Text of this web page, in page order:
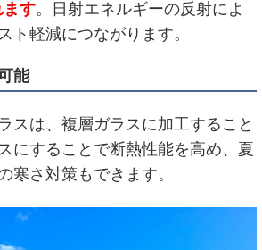
す。日射エネルギーの反射によ
ト軽減につながります。
能
スは、複層ガラスに加工すること
にすることで断熱性能を高め、夏
寒さ対策もできます。